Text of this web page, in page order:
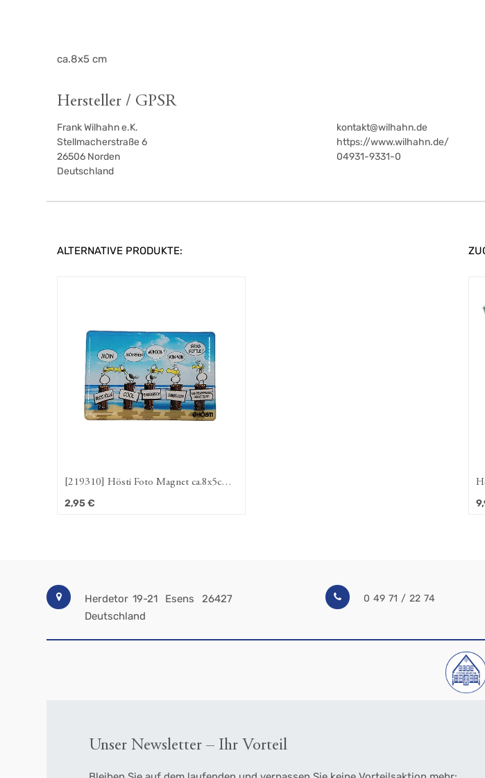
ca.8x5 cm
Hersteller / GPSR
Frank Wilhahn e.K.
Stellmacherstraße 6
26506 Norden
Deutschland
kontakt@wilhahn.de
https://www.wilhahn.de/
04931-9331-0
ALTERNATIVE PRODUKTE:
[219310] Hösti Foto Magnet ca.8x5cm
Moinsen
2,95€
Herdetor 19-21 Esens
26427
Deutschland
0 49 71 / 22 74
Unser Newsletter – Ihr Vorteil